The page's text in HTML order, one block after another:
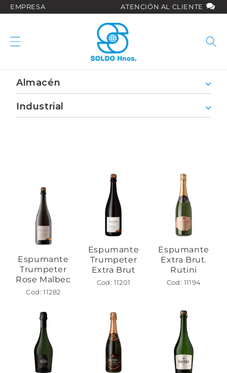
directamente
EMPRESA ATENCIÓN AL CLIENTE
Almacén
Industrial
Espumante
Trumpeter
Rose Malbec
Cod: 11282
Espumante
Trumpeter
Extra Brut
Cod: 11201
Espumante
Extra Brut.
Rutini
Cod: 11194